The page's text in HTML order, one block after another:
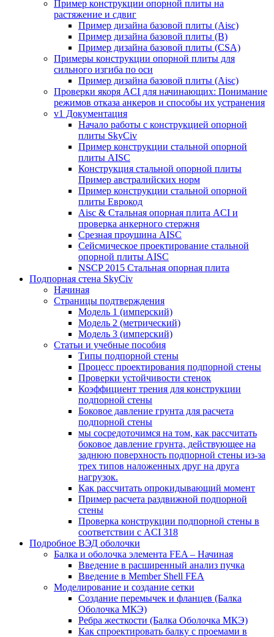
Пример конструкции опорной плиты на
растяжение и сдвиг
Пример дизайна базовой плиты (Aisc)
Пример дизайна базовой плиты (В)
Пример дизайна базовой плиты (CSA)
Примеры конструкции опорной плиты для
сильного изгиба по оси
Пример дизайна базовой плиты (Aisc)
Проверки якоря ACI для начинающих: Понимание
режимов отказа анкеров и способы их устранения
v1 Документация
Начало работы с конструкцией опорной
плиты SkyCiv
Пример конструкции стальной опорной
плиты AISC
Конструкция стальной опорной плиты
Пример австралийских норм
Пример конструкции стальной опорной
плиты Еврокод
Aisc & Стальная опорная плита ACI и
проверка анкерного стержня
Срезная проушина AISC
Сейсмическое проектирование стальной
опорной плиты AISC
NSCP 2015 Стальная опорная плита
Подпорная стена SkyCiv
Начиная
Страницы подтверждения
Модель 1 (имперский)
Модель 2 (метрический)
Модель 3 (имперский)
Статьи и учебные пособия
Типы подпорной стены
Процесс проектирования подпорной стены
Проверки устойчивости стенок
Коэффициент трения для конструкции
подпорной стены
Боковое давление грунта для расчета
подпорной стены
мы сосредоточимся на том, как рассчитать
боковое давление грунта, действующее на
заднюю поверхность подпорной стены из-за
трех типов наложенных друг на друга
нагрузок.
Как рассчитать опрокидывающий момент
Пример расчета раздвижной подпорной
стены
Проверка конструкции подпорной стены в
соответствии с ACI 318
Подробное ВЭД оболочки
Балка и оболочка элемента FEA – Начиная
Введение в расширенный анализ пучка
Введение в Member Shell FEA
Моделирование и создание сетки
Создание перемычек и фланцев (Балка
Оболочка МКЭ)
Ребра жесткости (Балка Оболочка МКЭ)
Как спроектировать балку с проемами в